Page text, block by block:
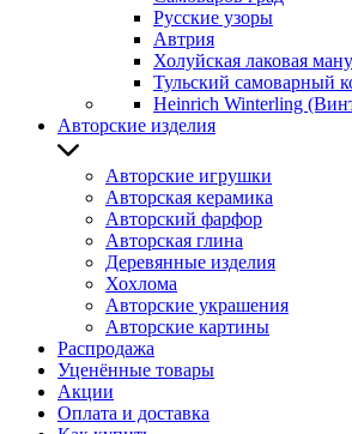
Русские узоры
Автрия
Холуйская лаковая
Тульский самоварный
Heinrich Winterling
Авторские изделия
Авторские игрушки
Авторская керамика
Авторский фарфор
Авторская глина
Деревянные изделия
Хохлома
Авторские украшения
Авторские картины
Распродажа
Уценённые товары
Акции
Оплата и доставка